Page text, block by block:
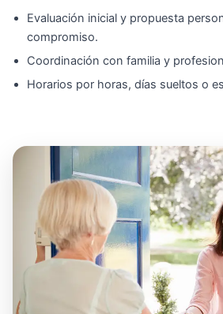
Evaluación inicial y propuesta
compromiso.
Coordinación con familia y
Horarios por horas, días sueltos o